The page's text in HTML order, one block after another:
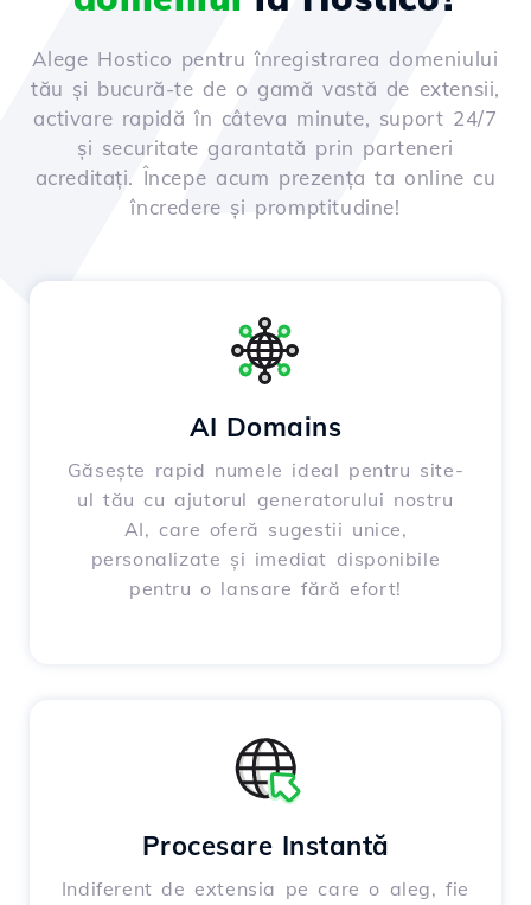
Alege Hostico pentru înregistrarea domeniului
tău și bucură-te de o gamă vastă de extensii,
activare rapidă în câteva minute, suport 24/7
și securitate garantată prin parteneri
acreditați. Începe acum prezența ta online cu
încredere și promptitudine!
AI Domains
Găsește rapid numele ideal pentru site-
ul tău cu ajutorul generatorului nostru
AI, care oferă sugestii unice,
personalizate și imediat disponibile
pentru o lansare fără efort!
Procesare Instantă
Indiferent de extensia pe care o aleg, fie